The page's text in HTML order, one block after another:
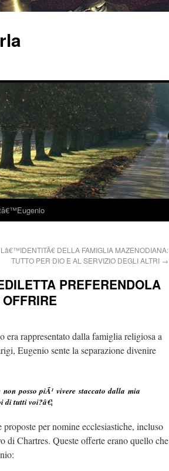
Lâ€™IDENTITÃ€ DELLA FAMIGLIA MAZENODIANA:
TUTTO PER DIO E AL SERVIZIO DEGLI ALTRI →
PREFERENDOLA
rappresentato dalla famiglia religiosa a
Eugenio sente la separazione divenire
posso piÃ¹ vivere staccato dalla mia
di tutti voi?â€¦
per nomine ecclesiastiche, incluso
Chartres. Queste offerte erano quello che